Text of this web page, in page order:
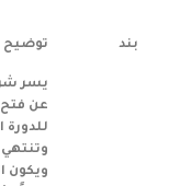
بند توضيح
يسر
عن
وتنتهي في 9
ويكون